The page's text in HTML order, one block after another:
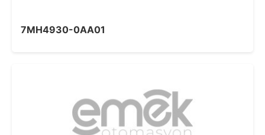
7MH4930-0AA01